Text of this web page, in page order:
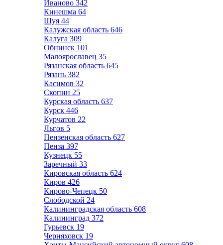
Иваново 342
Кинешма 64
Шуя 44
Калужская область 646
Калуга 309
Обнинск 101
Малоярославец 35
Рязанская область 645
Рязань 382
Касимов 32
Скопин 25
Курская область 637
Курск 446
Курчатов 22
Льгов 5
Пензенская область 627
Пенза 397
Кузнецк 55
Заречный 33
Кировская область 624
Киров 426
Кирово-Чепецк 50
Слободской 24
Калининградская область 608
Калининград 372
Гурьевск 19
Черняховск 19